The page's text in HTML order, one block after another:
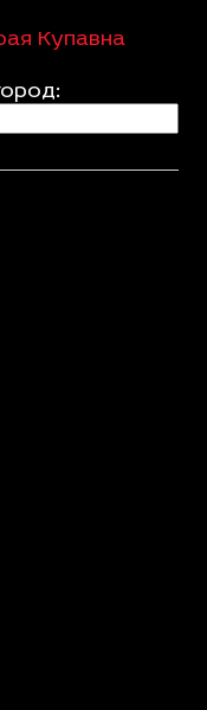
Купавна